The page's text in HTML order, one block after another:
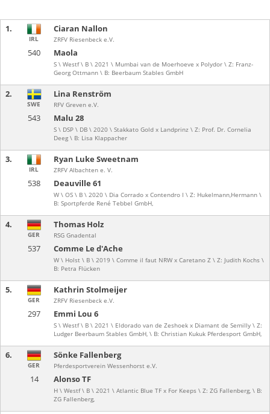
1.
540 Maola
S \ Westf \ B \ 2021 \ Mumbai van de Moerhoeve x Polydor \ Z: Franz-
Georg Ottmann \ B: Beerbaum Stables GmbH
IRL
Ciaran Nallon
ZRFV Riesenbeck e.V.
2.
543 Malu 28
S \ DSP \ DB \ 2020 \ Stakkato Gold x Landprinz \ Z: Prof. Dr. Cornelia
Deeg \ B: Lisa Klappacher
SWE
Lina Renström
RFV Greven e.V.
3.
538 Deauville 61
W \ OS \ B \ 2020 \ Dia Corrado x Contendro I \ Z: Hukelmann,Hermann \
B: Sportpferde René Tebbel GmbH,
IRL
Ryan Luke Sweetnam
ZRFV Albachten e. V.
4.
537 Comme Le d'Ache
W \ Holst \ B \ 2019 \ Comme il faut NRW x Caretano Z \ Z: Judith Kochs \
B: Petra Flücken
GER
Thomas Holz
RSG Gnadental
5.
297 Emmi Lou 6
S \ Westf \ B \ 2021 \ Eldorado van de Zeshoek x Diamant de Semilly \ Z:
Ludger Beerbaum Stables GmbH, \ B: Christian Kukuk Pferdesport GmbH,
GER
Kathrin Stolmeijer
ZRFV Riesenbeck e.V.
6.
14 Alonso TF
H \ Westf \ B \ 2021 \ Atlantic Blue TF x For Keeps \ Z: ZG Fallenberg, \ B:
ZG Fallenberg,
GER
Sönke Fallenberg
Pferdesportverein Wessenhorst e.V.